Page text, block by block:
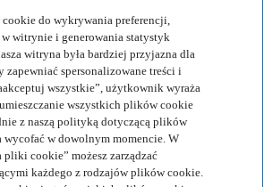
biznesu
do wykrywania preferencji,
witrynie i generowania statystyk
witryna była bardziej przyjazna dla
zapewniać spersonalizowane treści i
wszystkie”, użytkownik wyraża
wszystkich plików cookie
z naszą polityką dotyczącą plików
wycofać w dowolnym momencie. W
pliki cookie” możesz zarządzać
każdego z rodzajów plików cookie.